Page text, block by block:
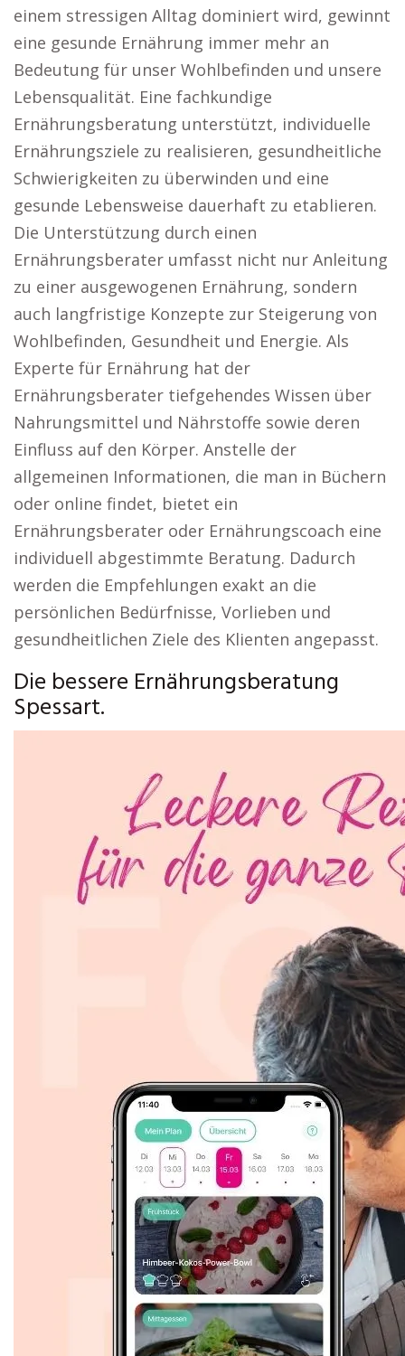
einem stressigen Alltag dominiert wird, gewinnt
eine gesunde Ernährung immer mehr an
Bedeutung für unser Wohlbefinden und unsere
Lebensqualität. Eine fachkundige
Ernährungsberatung unterstützt, individuelle
Ernährungsziele zu realisieren, gesundheitliche
Schwierigkeiten zu überwinden und eine
gesunde Lebensweise dauerhaft zu etablieren.
Die Unterstützung durch einen
Ernährungsberater umfasst nicht nur Anleitung
zu einer ausgewogenen Ernährung, sondern
auch langfristige Konzepte zur Steigerung von
Wohlbefinden, Gesundheit und Energie. Als
Experte für Ernährung hat der
Ernährungsberater tiefgehendes Wissen über
Nahrungsmittel und Nährstoffe sowie deren
Einfluss auf den Körper. Anstelle der
allgemeinen Informationen, die man in Büchern
oder online findet, bietet ein
Ernährungsberater oder Ernährungscoach eine
individuell abgestimmte Beratung. Dadurch
werden die Empfehlungen exakt an die
persönlichen Bedürfnisse, Vorlieben und
gesundheitlichen Ziele des Klienten angepasst.
Die bessere Ernährungsberatung
Spessart.